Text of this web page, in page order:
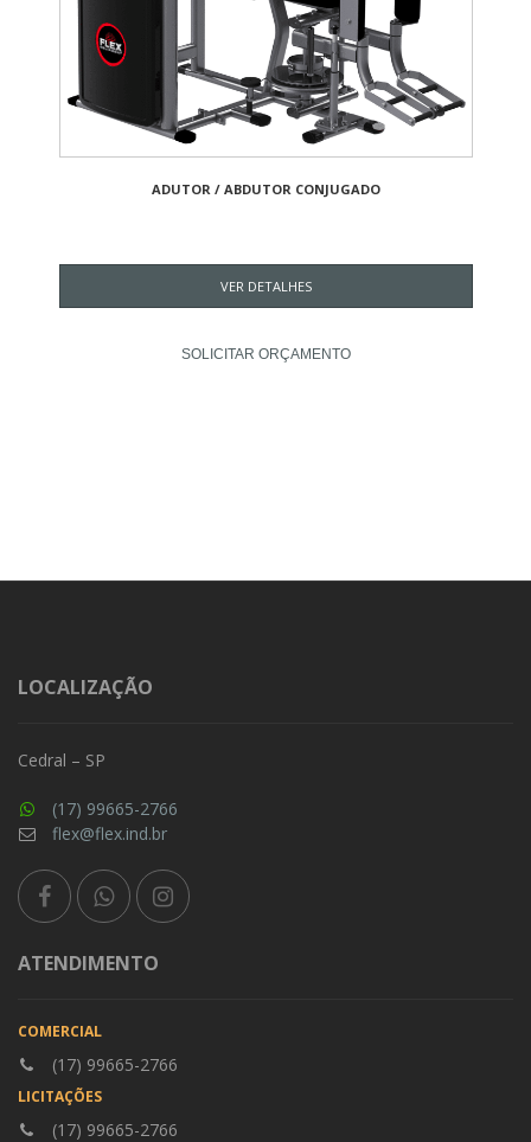
ADUTOR / ABDUTOR CONJUGADO
VER DETALHES
SOLICITAR ORÇAMENTO
LOCALIZAÇÃO
Cedral – SP
(17) 99665-2766
flex@flex.ind.br
ATENDIMENTO
COMERCIAL
(17) 99665-2766
LICITAÇÕES
(17) 99665-2766